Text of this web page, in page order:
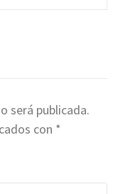
será publicada.
con *